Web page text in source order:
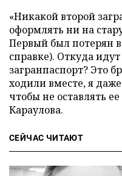
«Никакой второй
оформлять ни на
Первый был потерян
справке). Откуда
загранпаспорт? Это
ходили вместе, я
чтобы не оставлять
Караулова.
СЕЙЧАС ЧИТАЮТ